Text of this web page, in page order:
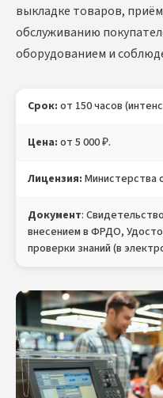
выкладке товаров,
обслуживанию
оборудованием и
Срок: от 150 часов
Цена: от 5 000 ₽.
Лицензия: Министерства
Документ:
внесением в ФРДО,
проверки знаний (в